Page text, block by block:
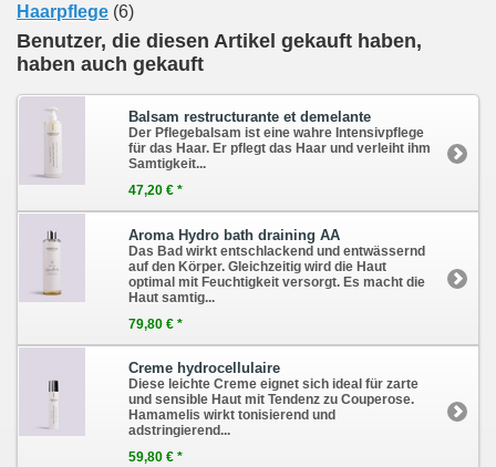
Haarpflege (6)
Benutzer, die diesen Artikel gekauft haben,
haben auch gekauft
Balsam restructurante et demelante
Der Pflegebalsam ist eine wahre Intensivpflege
für das Haar. Er pflegt das Haar und verleiht ihm
Samtigkeit...
47,20 € *
Aroma Hydro bath draining AA
Das Bad wirkt entschlackend und entwässernd
auf den Körper. Gleichzeitig wird die Haut
optimal mit Feuchtigkeit versorgt. Es macht die
Haut samtig...
79,80 € *
Creme hydrocellulaire
Diese leichte Creme eignet sich ideal für zarte
und sensible Haut mit Tendenz zu Couperose.
Hamamelis wirkt tonisierend und
adstringierend...
59,80 € *